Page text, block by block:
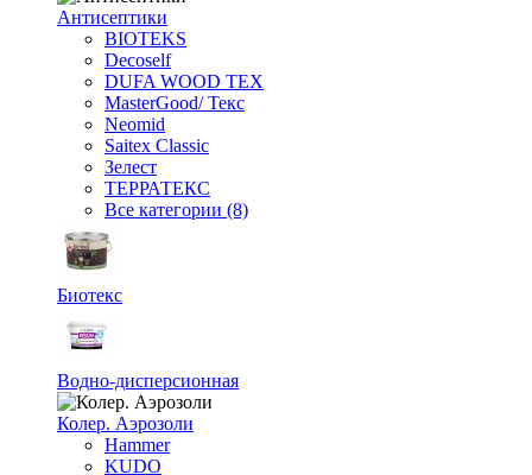
Антисептики
BIOTEKS
Decoself
DUFA WOOD TEX
MasterGood/ Текс
Neomid
Saitex Classic
Зелест
ТЕРРАТЕКС
Все категории (8)
Биотекс
Водно-дисперсионная
Колер. Аэрозоли
Hammer
KUDO